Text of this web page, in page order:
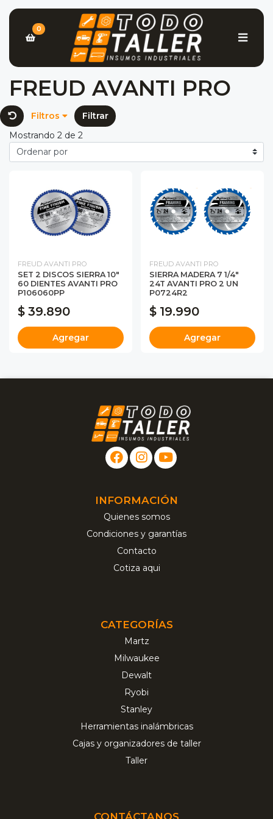
0
FREUD AVANTI PRO
Filtros
Filtrar
Mostrando 2 de 2
FREUD AVANTI PRO
SET 2 DISCOS SIERRA 10"
60 DIENTES AVANTI PRO
P106060PP
$ 39.890
Agregar
FREUD AVANTI PRO
SIERRA MADERA 7 1/4"
24T AVANTI PRO 2 UN
P0724R2
$ 19.990
Agregar
INFORMACIÓN
Quienes somos
Condiciones y garantías
Contacto
Cotiza aqui
CATEGORÍAS
Martz
Milwaukee
Dewalt
Ryobi
Stanley
Herramientas inalámbricas
Cajas y organizadores de taller
Taller